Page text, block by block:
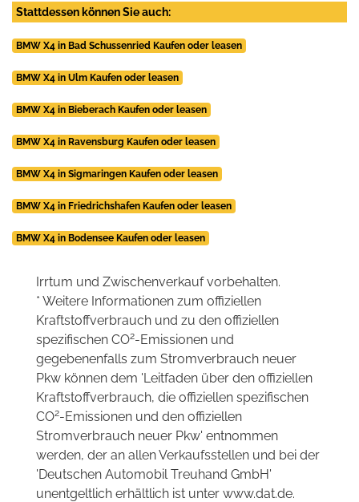
Stattdessen können Sie auch:
BMW X4 in Bad Schussenried Kaufen oder leasen
BMW X4 in Ulm Kaufen oder leasen
BMW X4 in Bieberach Kaufen oder leasen
BMW X4 in Ravensburg Kaufen oder leasen
BMW X4 in Sigmaringen Kaufen oder leasen
BMW X4 in Friedrichshafen Kaufen oder leasen
BMW X4 in Bodensee Kaufen oder leasen
Irrtum und Zwischenverkauf vorbehalten.
* Weitere Informationen zum offiziellen
Kraftstoffverbrauch und zu den offiziellen
spezifischen CO2-Emissionen und
gegebenenfalls zum Stromverbrauch neuer
Pkw können dem 'Leitfaden über den offiziellen
Kraftstoffverbrauch, die offiziellen spezifischen
CO2-Emissionen und den offiziellen
Stromverbrauch neuer Pkw' entnommen
werden, der an allen Verkaufsstellen und bei der
'Deutschen Automobil Treuhand GmbH'
unentgeltlich erhältlich ist unter www.dat.de.